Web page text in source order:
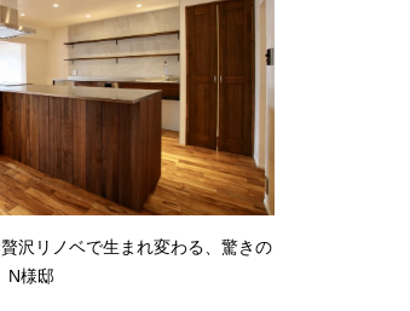
沢リノベで生まれ変わる、驚きの
N様邸